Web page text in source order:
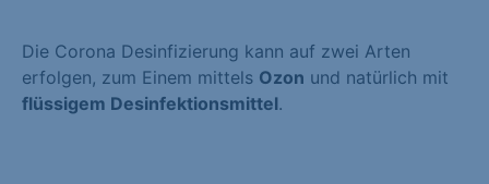
Die Corona Desinfizierung kann auf zwei Arten
erfolgen, zum Einem mittels Ozon und natürlich mit
flüssigem Desinfektionsmittel.